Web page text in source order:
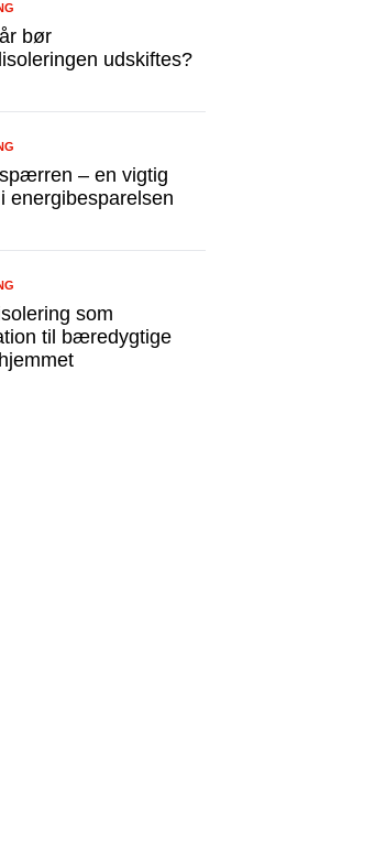
bør
udskiftes?
– en vigtig
energibesparelsen
som
til bæredygtige